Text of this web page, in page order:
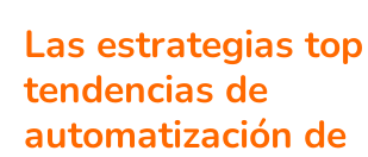
Las estrategias
tendencias de
automatización de